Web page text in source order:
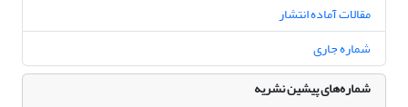
مقالات آماده انتشار
شماره جاری
شماره‌های پیشین نشریه